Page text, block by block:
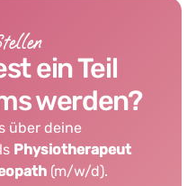
ein Teil
werden?
über deine
Physiotherapeut
(m/w/d).